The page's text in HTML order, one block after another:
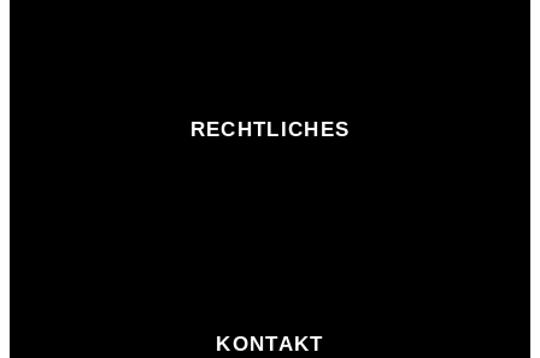
RECHTLICHES
KONTAKT